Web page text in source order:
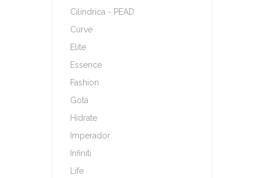
Cilindrica - PEAD
Curve
Elite
Essence
Fashion
Gota
Hidrate
Imperador
Infiniti
Life